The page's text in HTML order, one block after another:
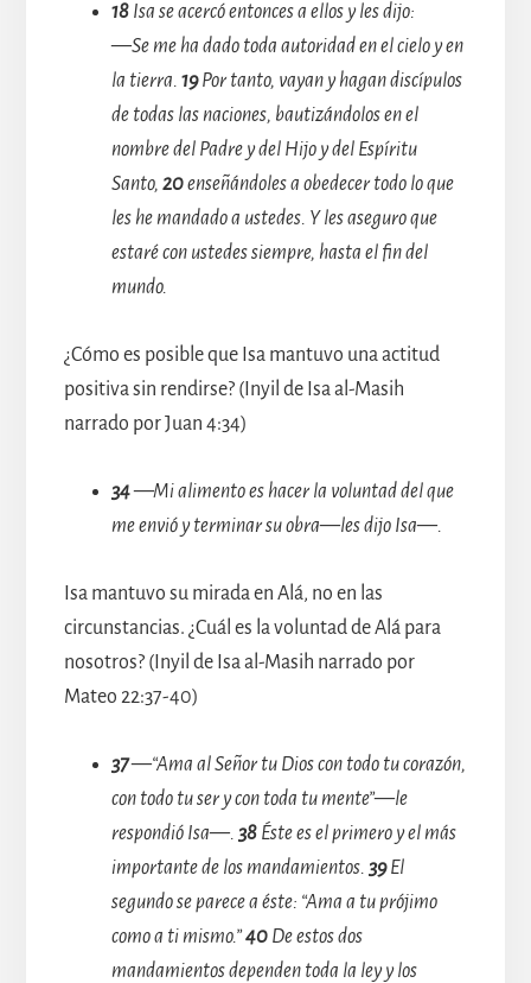
18Isa se acercó entonces a ellos y les dijo:
—Se me ha dado toda autoridad en el cielo y en
la tierra. 19Por tanto, vayan y hagan discípulos
de todas las naciones, bautizándolos en el
nombre del Padre y del Hijo y del Espíritu
Santo, 20enseñándoles a obedecer todo lo que
les he mandado a ustedes. Y les aseguro que
estaré con ustedes siempre, hasta el fin del
mundo.
¿Cómo es posible que Isa mantuvo una actitud
positiva sin rendirse? (Inyil de Isa al-Masih
narrado por Juan 4:34)
34—Mi alimento es hacer la voluntad del que
me envió y terminar su obra—les dijo Isa—.
Isa mantuvo su mirada en Alá, no en las
circunstancias. ¿Cuál es la voluntad de Alá para
nosotros? (Inyil de Isa al-Masih narrado por
Mateo 22:37-40)
37—“Ama al Señor tu Dios con todo tu corazón,
con todo tu ser y con toda tu mente”—le
respondió Isa—. 38Éste es el primero y el más
importante de los mandamientos. 39El
segundo se parece a éste: “Ama a tu prójimo
como a ti mismo.”40De estos dos
mandamientos dependen toda la ley y los